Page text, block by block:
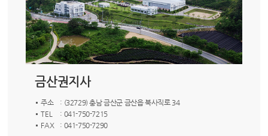
금산권지사
주소
: (32729) 충남 금산군 금산읍 북사직로 34
TEL
: 041-750-7215
FAX
: 041-750-7290